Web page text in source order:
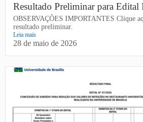
Resultado Preliminar para Edital
OBSERVAÇÕES IMPORTANTES Clique
resultado preliminar.
Leia mais
28 de maio de 2026